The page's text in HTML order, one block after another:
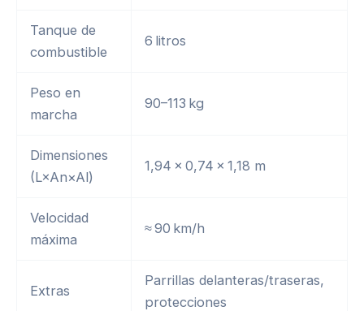
Tanque de
combustible
6 litros
Peso en
marcha
90–113 kg
Dimensiones
(L×An×Al)
1,94 × 0,74 × 1,18 m
Velocidad
máxima
≈ 90 km/h
Extras
Parrillas delanteras/traseras,
protecciones